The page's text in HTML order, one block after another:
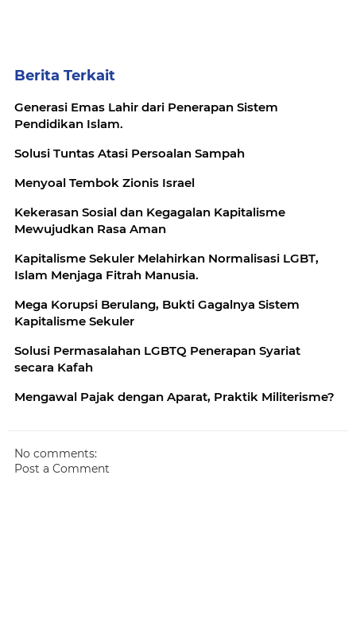
Berita Terkait
Generasi Emas Lahir dari Penerapan Sistem
Pendidikan Islam.
Solusi Tuntas Atasi Persoalan Sampah
Menyoal Tembok Zionis Israel
Kekerasan Sosial dan Kegagalan Kapitalisme
Mewujudkan Rasa Aman
Kapitalisme Sekuler Melahirkan Normalisasi LGBT,
Islam Menjaga Fitrah Manusia.
Mega Korupsi Berulang, Bukti Gagalnya Sistem
Kapitalisme Sekuler
Solusi Permasalahan LGBTQ Penerapan Syariat
secara Kafah
Mengawal Pajak dengan Aparat, Praktik Militerisme?
No comments:
Post a Comment